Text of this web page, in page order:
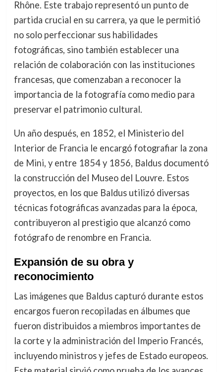
Rhône. Este trabajo representó un punto de
partida crucial en su carrera, ya que le permitió
no solo perfeccionar sus habilidades
fotográficas, sino también establecer una
relación de colaboración con las instituciones
francesas, que comenzaban a reconocer la
importancia de la fotografía como medio para
preservar el patrimonio cultural.
Un año después, en 1852, el Ministerio del
Interior de Francia le encargó fotografiar la zona
de Mini, y entre 1854 y 1856, Baldus documentó
la construcción del Museo del Louvre. Estos
proyectos, en los que Baldus utilizó diversas
técnicas fotográficas avanzadas para la época,
contribuyeron al prestigio que alcanzó como
fotógrafo de renombre en Francia.
Expansión de su obra y
reconocimiento
Las imágenes que Baldus capturó durante estos
encargos fueron recopiladas en álbumes que
fueron distribuidos a miembros importantes de
la corte y la administración del Imperio Francés,
incluyendo ministros y jefes de Estado europeos.